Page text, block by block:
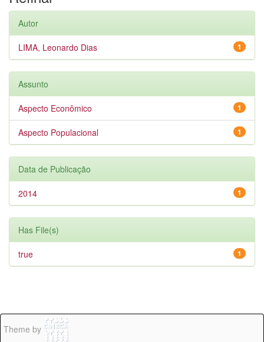
Autor
1
LIMA, Leonardo Dias
Assunto
1
Aspecto Econômico
1
Aspecto Populacional
Data de Publicação
1
2014
Has File(s)
1
true
Theme by